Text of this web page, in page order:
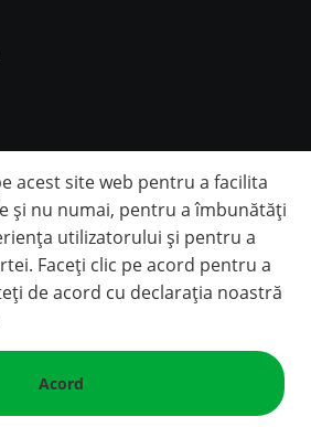
acest site web pentru a facilita
și nu numai, pentru a îmbunătăți
utilizatorului și pentru a
Faceți clic pe acord pentru a
de acord cu declarația noastră
Acord